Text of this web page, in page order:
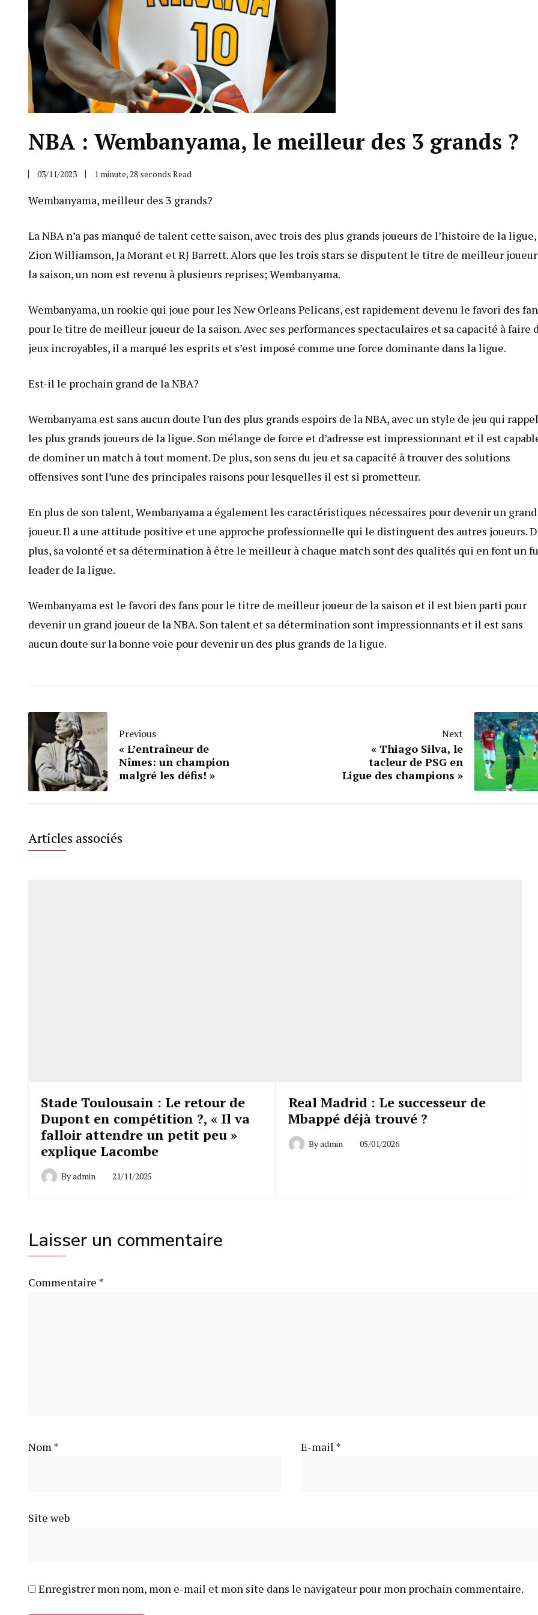
NBA : Wembanyama, le meilleur des 3 grands ?
03/11/2023 1 minute, 28 seconds Read
Wembanyama, meilleur des 3 grands?
La NBA n’a pas manqué de talent cette saison, avec trois des plus grands joueurs de l’histoire de la ligue,
Zion Williamson, Ja Morant et RJ Barrett. Alors que les trois stars se disputent le titre de meilleur
la saison, un nom est revenu à plusieurs reprises; Wembanyama.
Wembanyama, un rookie qui joue pour les New Orleans Pelicans, est rapidement devenu le favori des
pour le titre de meilleur joueur de la saison. Avec ses performances spectaculaires et sa capacité à faire
jeux incroyables, il a marqué les esprits et s’est imposé comme une force dominante dans la ligue.
Est-il le prochain grand de la NBA?
Wembanyama est sans aucun doute l’un des plus grands espoirs de la NBA, avec un style de jeu qui
les plus grands joueurs de la ligue. Son mélange de force et d’adresse est impressionnant et il est
de dominer un match à tout moment. De plus, son sens du jeu et sa capacité à trouver des solutions
offensives sont l’une des principales raisons pour lesquelles il est si prometteur.
En plus de son talent, Wembanyama a également les caractéristiques nécessaires pour devenir un grand
joueur. Il a une attitude positive et une approche professionnelle qui le distinguent des autres joueurs.
plus, sa volonté et sa détermination à être le meilleur à chaque match sont des qualités qui en font un
leader de la ligue.
Wembanyama est le favori des fans pour le titre de meilleur joueur de la saison et il est bien parti pour
devenir un grand joueur de la NBA. Son talent et sa détermination sont impressionnants et il est sans
aucun doute sur la bonne voie pour devenir un des plus grands de la ligue.
Previous
« L’entraîneur de
Nîmes: un champion
malgré les défis! »
Next
« Thiago Silva, le
tacleur de PSG en
Ligue des champions »
Articles associés
Stade Toulousain : Le retour de
Dupont en compétition ?, « Il va
falloir attendre un petit peu »
explique Lacombe
Byadmin 21/11/2025
Real Madrid : Le successeur de
Mbappé déjà trouvé ?
Byadmin 05/01/2026
Laisser un commentaire
Commentaire *
Nom* E-mail *
Site web
Enregistrer mon nom, mon e-mail et mon site dans le navigateur pour mon prochain commentaire.